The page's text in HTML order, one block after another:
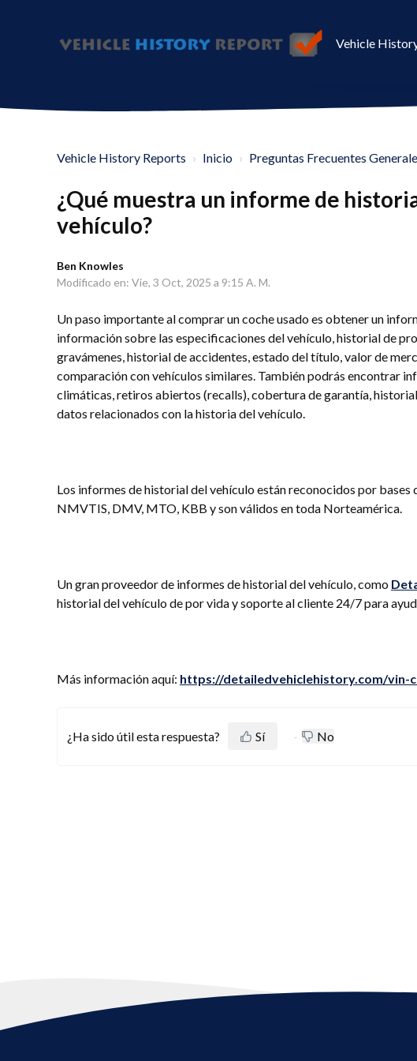
Vehicle
Vehicle History Reports Inicio Preguntas Frecuentes
¿Qué muestra un informe de
vehículo?
Ben Knowles
Modificado en: Vie, 3 Oct, 2025 a 9:15 A. M.
Un paso importante al comprar un coche usado es obtener un
información sobre las especificaciones del vehículo, historial de
gravámenes, historial de accidentes, estado del título, valor de
comparación con vehículos similares. También podrás encontrar
climáticas, retiros abiertos (recalls), cobertura de garantía,
datos relacionados con la historia del vehículo.
Los informes de historial del vehículo están reconocidos por
NMVTIS, DMV, MTO, KBB y son válidos en toda Norteamérica.
Un gran proveedor de informes de historial del vehículo, como
historial del vehículo de por vida y soporte al cliente 24/7 para
Más información aquí: https://detailedvehiclehistory.com/vin-
¿Ha sido útil esta respuesta? Sí No